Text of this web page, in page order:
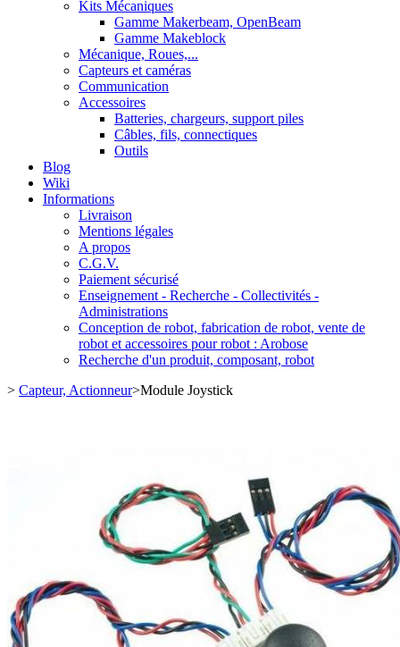
Kits Mécaniques
Gamme Makerbeam, OpenBeam
Gamme Makeblock
Mécanique, Roues,...
Capteurs et caméras
Communication
Accessoires
Batteries, chargeurs, support piles
Câbles, fils, connectiques
Outils
Blog
Wiki
Informations
Livraison
Mentions légales
A propos
C.G.V.
Paiement sécurisé
Enseignement - Recherche - Collectivités -
Administrations
Conception de robot, fabrication de robot, vente de
robot et accessoires pour robot : Arobose
Recherche d'un produit, composant, robot
> Capteur, Actionneur>Module Joystick